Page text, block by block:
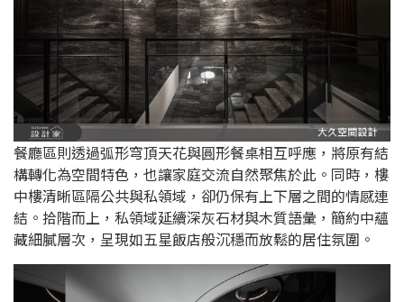
餐廳區則透過弧形穹頂天花與圓形餐桌相互呼應，將原有結
構轉化為空間特色，也讓家庭交流自然聚焦於此。同時，樓
中樓清晰區隔公共與私領域，卻仍保有上下層之間的情感連
結。拾階而上，私領域延續深灰石材與木質語彙，簡約中蘊
藏細膩層次，呈現如五星飯店般沉穩而放鬆的居住氛圍。